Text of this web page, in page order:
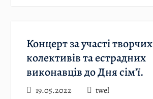
Концерт за участі творчих
колективів та естрадних
виконавців до Дня сім’ї.
19.05.2022 twel